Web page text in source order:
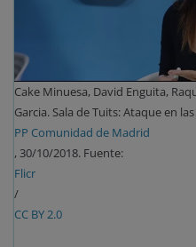
Cake Minuesa, David Enguita,
Garcia. Sala de Tuits: Ataque en
PP Comunidad de Madrid
, 30/10/2018. Fuente:
Flicr
/
CC BY 2.0